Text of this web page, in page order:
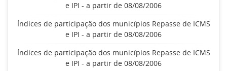
e IPI - a partir de 08/08/2006
Índices de participação dos municípios Repasse de ICMS
e IPI - a partir de 08/08/2006
Índices de participação dos municípios Repasse de ICMS
e IPI - a partir de 08/08/2006